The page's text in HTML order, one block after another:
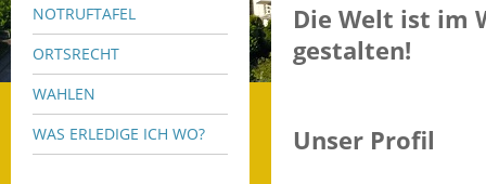
NOTRUFTAFEL
ORTSRECHT
WAHLEN
WAS ERLEDIGE ICH WO?
Die Welt ist im
gestalten!
Unser Profil